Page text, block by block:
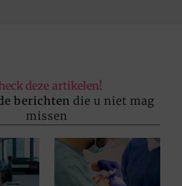
deze artikelen!
berichten die u niet mag
missen